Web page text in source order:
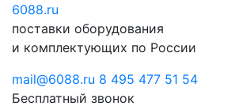
6088.ru
поставки оборудования
и комплектующих по России
mail@6088.ru 8 495 477 51 54
Бесплатный звонок
Отправить
запрос
звонок